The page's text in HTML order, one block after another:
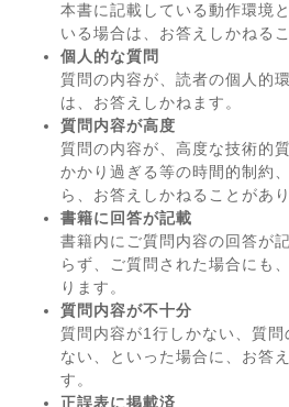
本書に記載している動作環境
いる場合は、お答えしかねる
個人的な質問
質問の内容が、読者の個人的
は、お答えしかねます。
質問内容が高度
質問の内容が、高度な技術的
かかり過ぎる等の時間的制約
ら、お答えしかねることがあり
書籍に回答が記載
書籍内にご質問内容の回答が
らず、ご質問された場合にも
ります。
質問内容が不十分
質問内容が1行しかない、質
ない、といった場合に、お答
す。
正誤表に掲載済